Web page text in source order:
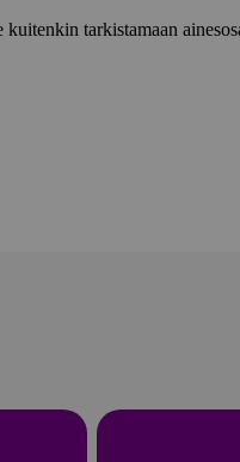
tarkistamaan